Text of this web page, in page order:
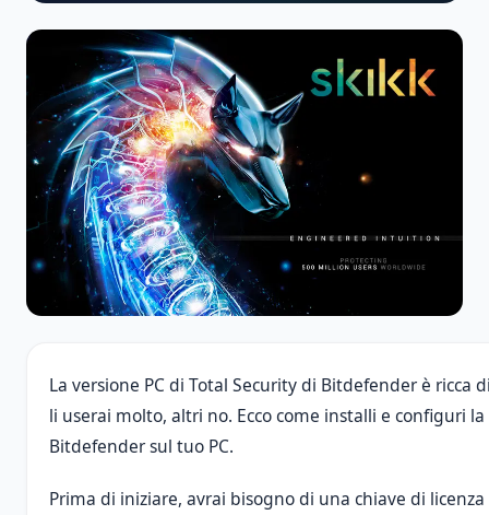
La versione PC di Total Security di Bitdefender è ricca
li userai molto, altri no. Ecco come installi e configuri la
Bitdefender sul tuo PC.
Prima di iniziare, avrai bisogno di una chiave di